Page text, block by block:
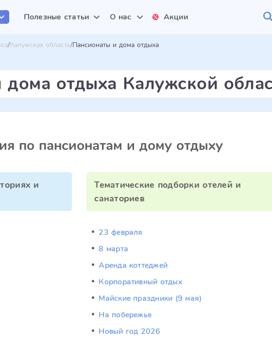
Полезные статьи О нас Акции
Калужская область Пансионаты и дома отдыха
отдыха Калужской
по пансионатам и дому отдыху
и
Тематические подборки отелей и
санаториев
23 февраля
8 марта
Аренда коттеджей
Корпоративный отдых
Майские праздники (9 мая)
На побережье
Новый год 2026